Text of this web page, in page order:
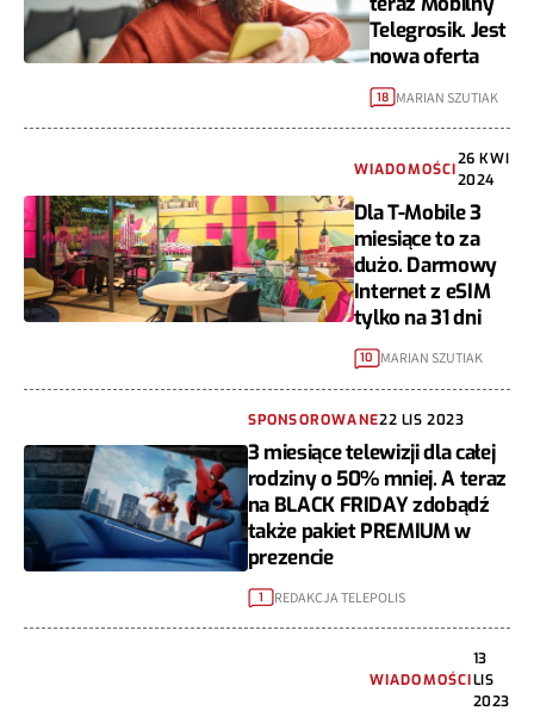
Telegrosik. Jest
nowa oferta
18 MARIAN SZUTIAK
WIADOMOŚCI
26 KWI
2024
Dla T-Mobile 3
miesiące to za
dużo. Darmowy
Internet z eSIM
tylko na 31 dni
10 MARIAN SZUTIAK
SPONSOROWANE22 LIS 2023
3 miesiące telewizji dla całej
rodziny o 50% mniej. A teraz
na BLACK FRIDAY zdobądź
także pakiet PREMIUM w
prezencie
1 REDAKCJA TELEPOLIS
WIADOMOŚCI
13
LIS
2023